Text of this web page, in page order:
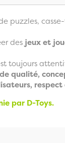
puzzles,
des jeux et
toujours
qualité,
par D-Toys.